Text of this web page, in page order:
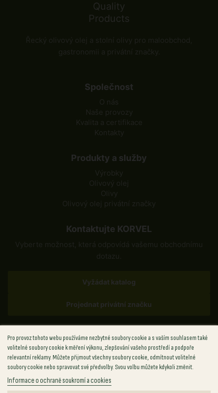
Pro provoz tohoto webu používáme nezbytné soubory cookie a s vaším souhlasem také
volitelné soubory cookie k měření výkonu, zlepšování vašeho prostředí a podpoře
relevantní reklamy. Můžete přijmout všechny soubory cookie, odmítnout volitelné
soubory cookie nebo spravovat své předvolby. Svou volbu můžete kdykoli změnit.
Informace o ochraně soukromí a cookies
Společnost
O nás
Naše provozy
Kvalita a certifikace
Kontakty
Produkty a služby
Výrobky
Olivový olej
Olivy
Olivový olej privátní značky
Kontaktujte KORVEL
Vyžádat katalog
Projednat privátní značku
Řecko +30 (211) 198-8817
USA +1 (702) 727-6912
Spojené království +44 (748) 881-8814